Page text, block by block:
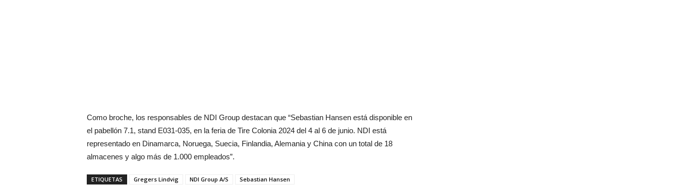
Como broche, los responsables de NDI Group destacan que “Sebastian Hansen está disponible en
el pabellón 7.1, stand E031-035, en la feria de Tire Colonia 2024 del 4 al 6 de junio. NDI está
representado en Dinamarca, Noruega, Suecia, Finlandia, Alemania y China con un total de 18
almacenes y algo más de 1.000 empleados”.
ETIQUETAS Gregers Lindvig NDI Group A/S Sebastian Hansen